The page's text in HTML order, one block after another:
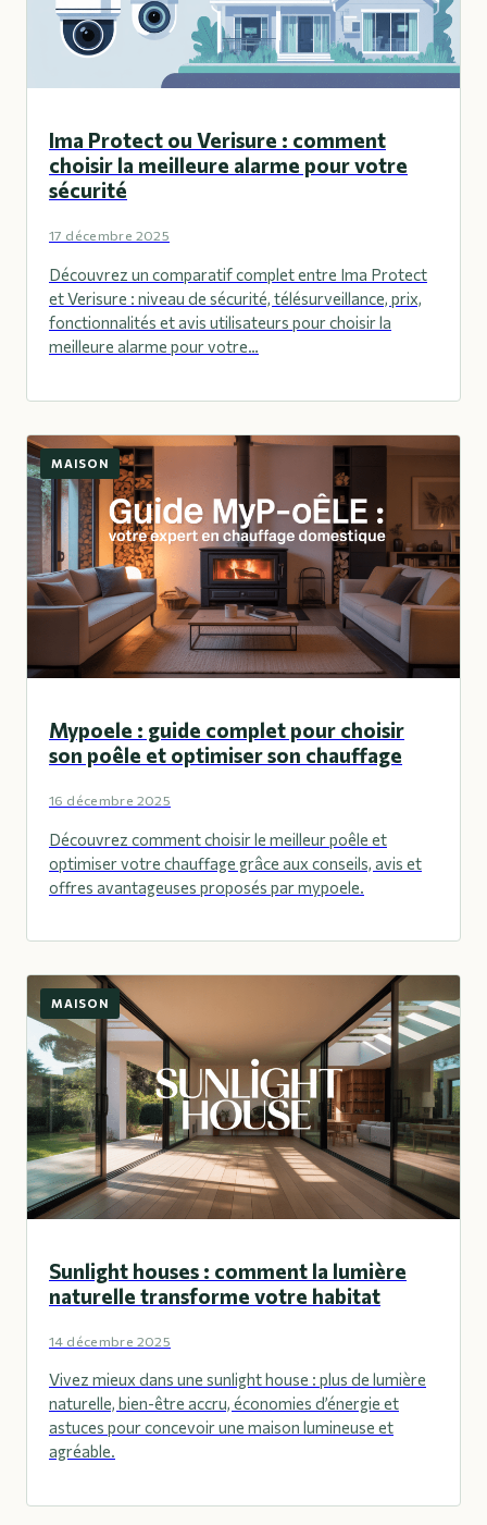
Ima Protect ou Verisure : comment
choisir la meilleure alarme pour votre
sécurité
17 décembre 2025
Découvrez un comparatif complet entre Ima Protect
et Verisure : niveau de sécurité, télésurveillance, prix,
fonctionnalités et avis utilisateurs pour choisir la
meilleure alarme pour votre…
MAISON
Mypoele : guide complet pour choisir
son poêle et optimiser son chauffage
16 décembre 2025
Découvrez comment choisir le meilleur poêle et
optimiser votre chauffage grâce aux conseils, avis et
offres avantageuses proposés par mypoele.
MAISON
Sunlight houses : comment la lumière
naturelle transforme votre habitat
14 décembre 2025
Vivez mieux dans une sunlight house : plus de lumière
naturelle, bien-être accru, économies d’énergie et
astuces pour concevoir une maison lumineuse et
agréable.